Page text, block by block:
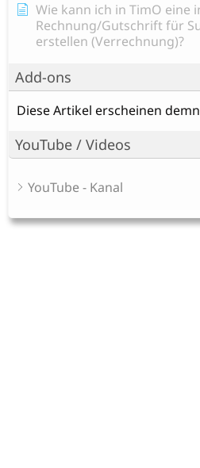
Wie kann ich in TimO eine
Rechnung/Gutschrift für
erstellen (Verrechnung)?
Add-ons
Diese Artikel erscheinen
YouTube / Videos
YouTube - Kanal